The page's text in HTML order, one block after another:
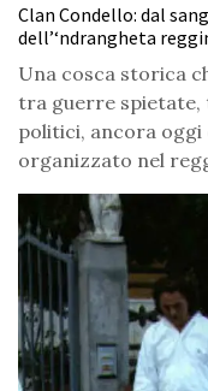
Clan Condello: dal
dell’‘ndrangheta
Una cosca storica
tra guerre spietate,
politici, ancora
organizzato nel